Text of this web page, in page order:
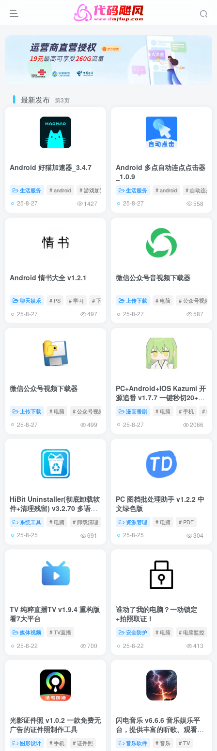
最新发布 第3页
Android 好猫加速器_3.4.7
生活服务 # android # 游戏加速器
25-8-27 1427
Android 多点自动连点点击器
_1.0.9
生活服务 # android # 自动连点器
25-8-27 558
Android 情书大全 v1.2.1
聊天娱乐 # PS # 学习 # 下载
25-8-27 497
微信公众号音视频下载器
上传下载 # 电脑 # 公众号视频
25-8-27 587
微信公众号视频下载器
上传下载 # 电脑 # 公众号视频
25-8-27 499
PC+Android+IOS Kazumi 开
源追番 v1.7.7 一键秒切20+片
源/跨次元弹幕对线
漫画番剧 # 电脑 # 手机 # 动漫
25-8-27 2066
HiBit Uninstaller(彻底卸载软
件+清理残留) v3.2.70 多语便
系统工具 # 电脑 # 卸载清理
25-8-25 691
PC 图档批处理助手 v1.2.2 中
文绿色版
资源管理 # 电脑 # PDF
25-8-25 304
TV 纯粹直播TV v1.9.4 重构版
看7大平台
媒体视频 # TV直播
25-8-22 700
谁动了我的电脑？一动锁定
+拍照取证！
安全防护 # 电脑 # 电脑监控
25-8-22 413
光影证件照 v1.0.2 一款免费无
广告的证件照制作工具
图形设计 # 手机 # 证件照
闪电音乐 v6.6.6 音乐娱乐平
台，提供丰富的听歌、观看MV
和演唱会回放等功能
音乐软件 # 音乐 # TV